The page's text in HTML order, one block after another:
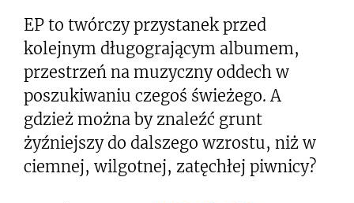
EP to twórczy przystanek przed
kolejnym długogrającym albumem,
przestrzeń na muzyczny oddech w
poszukiwaniu czegoś świeżego. A
gdzież można by znaleźć grunt
żyźniejszy do dalszego wzrostu, niż w
ciemnej, wilgotnej, zatęchłej piwnicy?